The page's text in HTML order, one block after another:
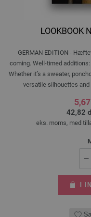
LOOKBOOK
GERMAN EDITION -
coming. Well-timed
Whether it’s a sweater,
versatile silhouettes and
42,82
eks. moms, med
I